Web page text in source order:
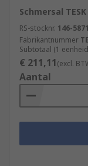
Schmersal
RS-stocknr. 146-5871
Fabrikantnummer
Subtotaal (1
€ 211,11(excl.
Aantal